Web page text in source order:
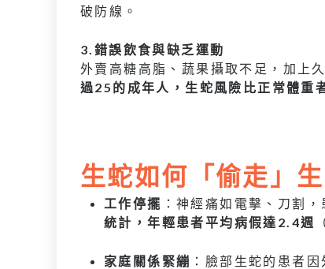
破防線。
3.錯誤飲食與缺乏運動
外賣高糖高脂、蔬果攝取不足，加上
過25的成年人，生蛇風險比正常體重
生蛇如何「偷走」
工作停擺 ：神經痛如電擊、刀割
統計，年輕患者平均病假達2.4週
家庭關係緊繃 ：臉部生蛇的患者